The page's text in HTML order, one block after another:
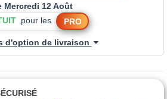
Mercredi 12 Août
pour les PRO
d'option de livraison